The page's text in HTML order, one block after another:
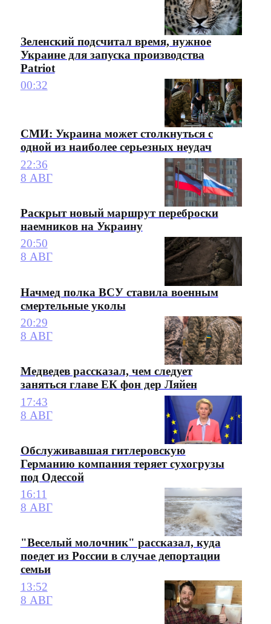
Зеленский подсчитал время, нужное
Украине для запуска производства
Patriot
00:32
СМИ: Украина может столкнуться с
одной из наиболее серьезных неудач
22:36
8 АВГ
Раскрыт новый маршрут переброски
наемников на Украину
20:50
8 АВГ
Начмед полка ВСУ ставила военным
смертельные уколы
20:29
8 АВГ
Медведев рассказал, чем следует
заняться главе ЕК фон дер Ляйен
17:43
8 АВГ
Обслуживавшая гитлеровскую
Германию компания теряет сухогрузы
под Одессой
16:11
8 АВГ
"Веселый молочник" рассказал, куда
поедет из России в случае депортации
семьи
13:52
8 АВГ